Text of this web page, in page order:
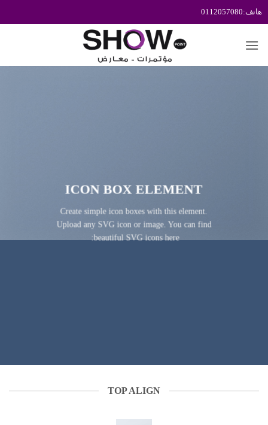
تخطي
للمحتوى
ICON BOX ELEMENT
Create simple icon boxes with this element.
Upload any SVG icon or image. You can find
beautiful SVG icons here:
TOP ALIGN